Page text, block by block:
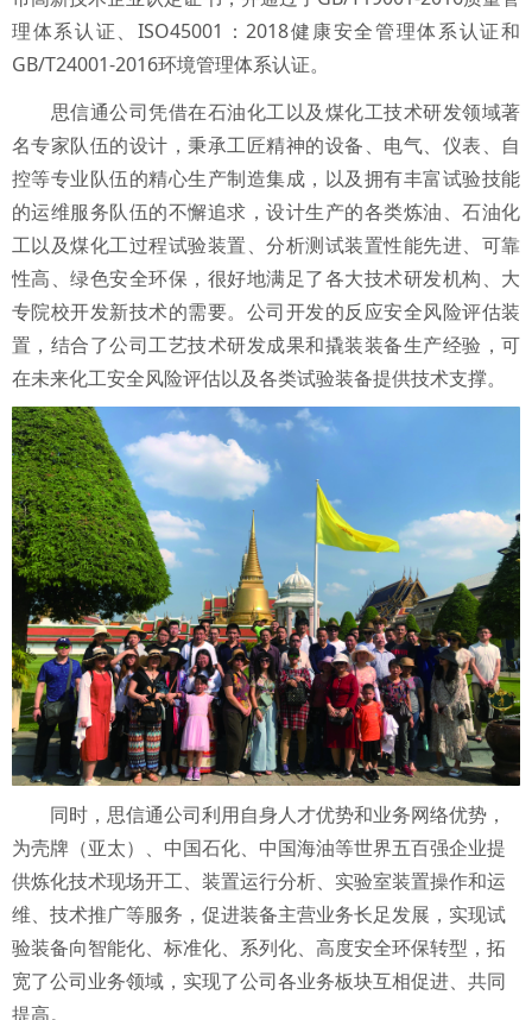
理体系认证、ISO45001：2018健康安全管理体系认证和
GB/T24001-2016环境管理体系认证。
思信通公司凭借在石油化工以及煤化工技术研发领域著
名专家队伍的设计，秉承工匠精神的设备、电气、仪表、自
控等专业队伍的精心生产制造集成，以及拥有丰富试验技能
的运维服务队伍的不懈追求，设计生产的各类炼油、石油化
工以及煤化工过程试验装置、分析测试装置性能先进、可靠
性高、绿色安全环保，很好地满足了各大技术研发机构、大
专院校开发新技术的需要。公司开发的反应安全风险评估装
置，结合了公司工艺技术研发成果和撬装装备生产经验，可
在未来化工安全风险评估以及各类试验装备提供技术支撑。
同时，思信通公司利用自身人才优势和业务网络优势，
为壳牌（亚太）、中国石化、中国海油等世界五百强企业提
供炼化技术现场开工、装置运行分析、实验室装置操作和运
维、技术推广等服务，促进装备主营业务长足发展，实现试
验装备向智能化、标准化、系列化、高度安全环保转型，拓
宽了公司业务领域，实现了公司各业务板块互相促进、共同
提高。